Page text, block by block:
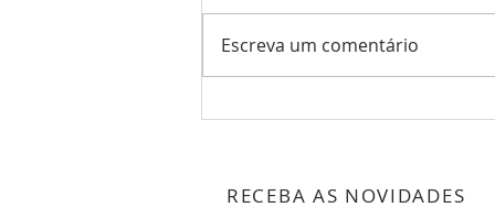
O início da reinvenção
Escreva um comentário
RECEBA AS NOVIDADES